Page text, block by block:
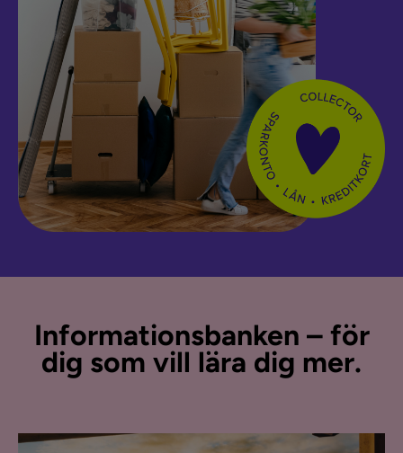
Informationsbanken – för
dig som vill lära dig mer.